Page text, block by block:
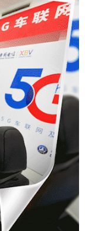
汽车
数字经济
溯源中国
会展
悦读
上市公司